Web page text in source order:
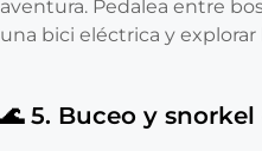
aventura. Pedalea entre
una bici eléctrica y
🌊 5. Buceo y